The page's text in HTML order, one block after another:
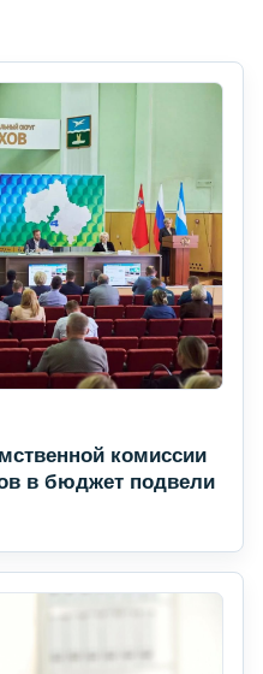
комиссии
в бюджет подвели